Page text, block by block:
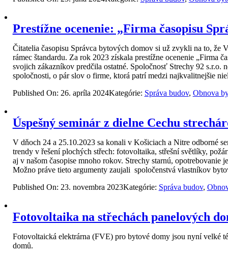
Prestížne ocenenie: „Firma časopisu
Čitatelia časopisu Správca bytových domov si už zvykli na to, že
rámec štandardu. Za rok 2023 získala prestížne ocenenie
svojich zákazníkov predčila ostatné. Spoločnosť Strechy 92 s.r.o.
spoločnosti, o pár slov o firme, ktorá patrí medzi najkvalitnejšie
Published On: 26. apríla 2024Kategórie: Správa budov, Obnova
Úspešný seminár z dielne Cechu
V dňoch 24 a 25.10.2023 sa konali v Košiciach a Nitre odborné
trendy v řešení plochých střech: fotovoltaika, střešní světlíky,
aj v našom časopise mnoho rokov. Strechy starnú, opotrebovanie
Možno práve tieto argumenty zaujali spoločenstvá vlastníkov
Published On: 23. novembra 2023Kategórie: Správa budov,
Fotovoltaika na střechách panelových
Fotovoltaická elektrárna (FVE) pro bytové domy jsou nyní velké
domů.